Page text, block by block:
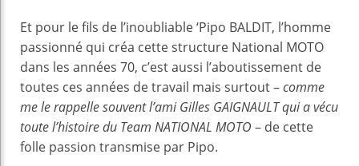
Et pour le fils de l’inoubliable ‘Pipo BALDIT, l’homme
passionné qui créa cette structure National MOTO
dans les années 70, c’est aussi l’aboutissement de
toutes ces années de travail mais surtout –comme
me le rappelle souvent l’ami Gilles GAIGNAULT qui a vécu
toute l’histoire du Team NATIONAL MOTO – de cette
folle passion transmise par Pipo.